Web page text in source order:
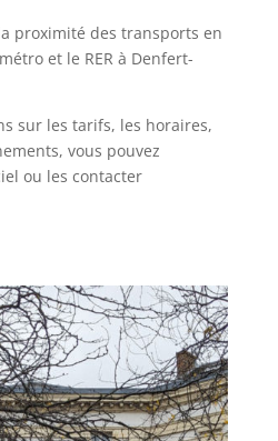
proximité des transports en
et le RER à Denfert-
sur les tarifs, les horaires,
vous pouvez
ou les contacter